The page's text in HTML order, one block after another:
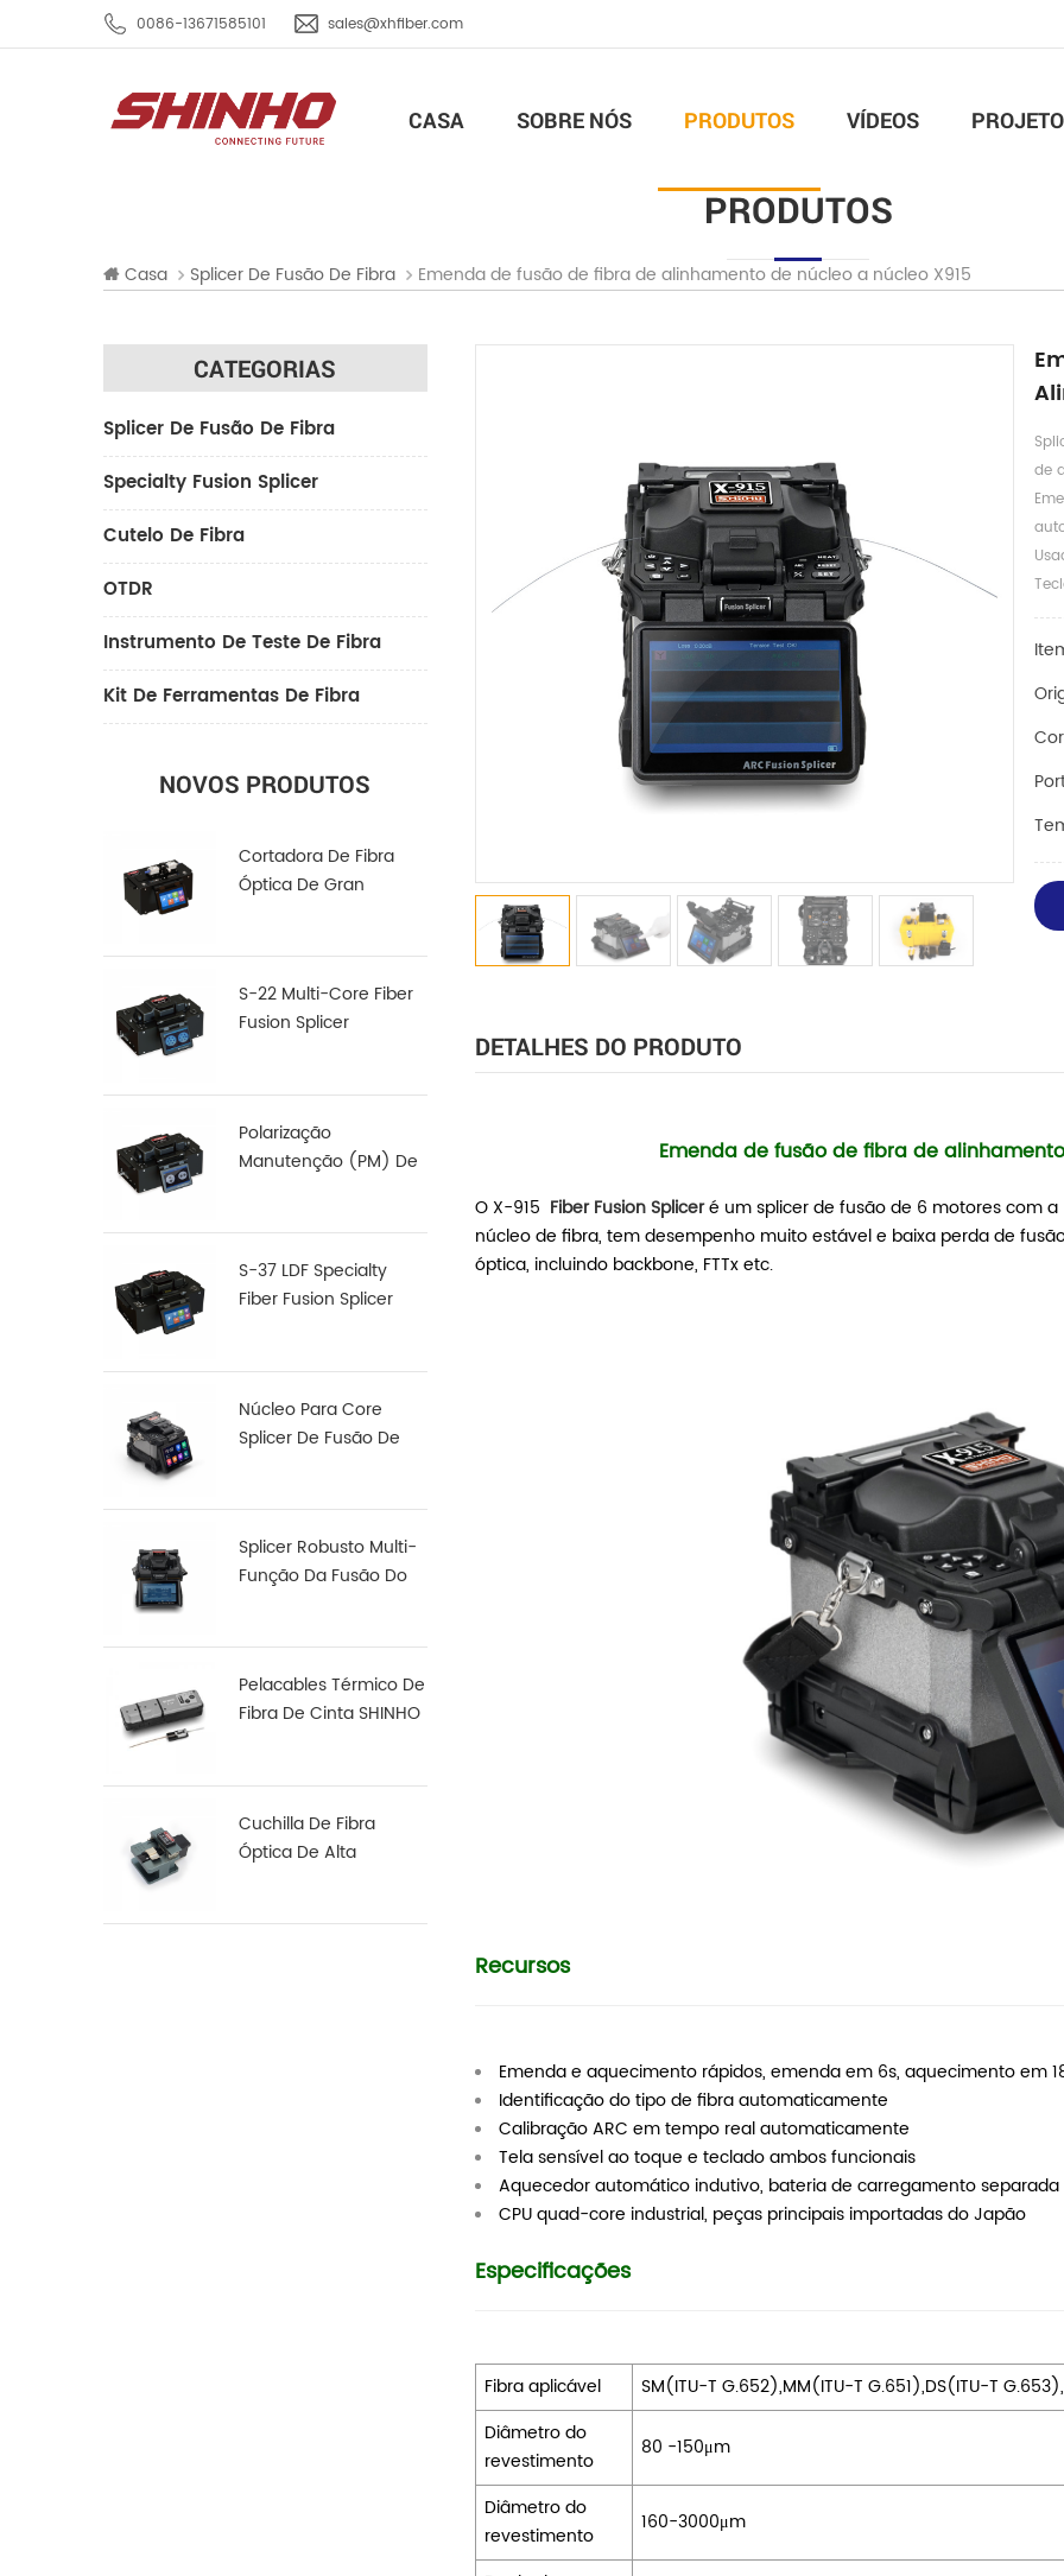
0086-13671585101 sales@xhfiber.com
CASA SOBRE NÓS PRODUTOS VÍDEOS
PRODUTOS
Casa Splicer De Fusão De Fibra Emenda de fusão de fibra de alinhamento de núcleo a núcleo X915
CATEGORIAS
Splicer De Fusão De Fibra
Specialty Fusion Splicer
Cutelo De Fibra
OTDR
Instrumento De Teste De Fibra
Kit De Ferramentas De Fibra
NOVOS PRODUTOS
Cortadora De Fibra
Óptica De Gran
S-22 Multi-Core Fiber
Fusion Splicer
Polarização
Manutenção (PM) De
S-37 LDF Specialty
Fiber Fusion Splicer
Núcleo Para Core
Splicer De Fusão De
Splicer Robusto Multi-
Função Da Fusão Do
Pelacables Térmico De
Fibra De Cinta SHINHO
Cuchilla De Fibra
Óptica De Alta
de
DETALHES DO PRODUTO
Emenda de fusão de fibra de
O X-915 Fiber FusionSpliceré um splicer de fusão de 6 motores com
núcleo de fibra, tem desempenho muito estável e baixa perda de
óptica, incluindo backbone, FTTx etc.
Recursos
Emenda e aquecimento rápidos, emenda em 6s, aquecimento em
Identificação do tipo de fibra automaticamente
Calibração ARC em tempo real automaticamente
Tela sensível ao toque e teclado ambos funcionais
Aquecedor automático indutivo, bateria de carregamento separada
CPU quad-core industrial, peças principais importadas do Japão
Especificações
Fibra aplicável
SM(ITU-T G.652),MM(ITU-T G.651),DS(ITU-T
Diâmetro do
revestimento
80 -150μm
Diâmetro do
revestimento
160-3000μm